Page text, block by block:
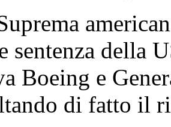
sentenza della
Boeing e
di fatto il